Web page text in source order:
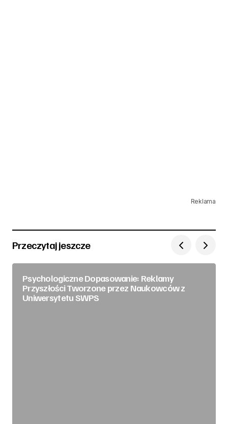
Reklama
Przeczytaj jeszcze
Psychologiczne Dopasowanie: Reklamy
Przyszłości Tworzone przez Naukowców z
Uniwersytetu SWPS